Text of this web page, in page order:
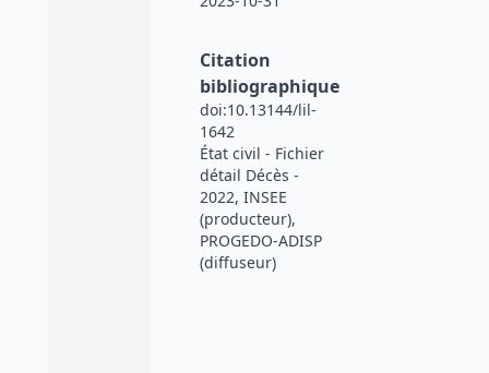
Citation
bibliographique
doi:10.13144/lil-
1642
État civil - Fichier
détail Décès -
2022, INSEE
(producteur),
PROGEDO-ADISP
(diffuseur)